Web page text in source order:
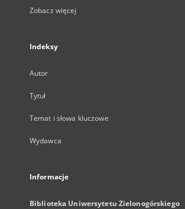
Zobacz więcej
Indeksy
Autor
Tytuł
Temat i słowa kluczowe
Wydawca
Informacje
Biblioteka Uniwersytetu Zielonogórskiego